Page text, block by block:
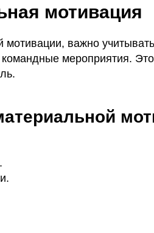
мотивация
важно
мероприятия.